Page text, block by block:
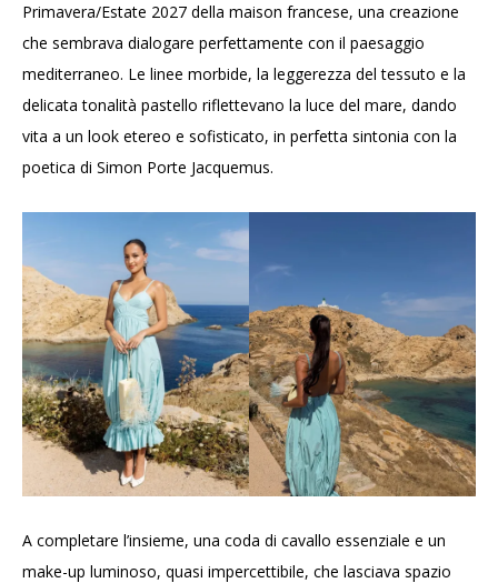
Primavera/Estate 2027 della maison francese, una creazione
che sembrava dialogare perfettamente con il paesaggio
mediterraneo. Le linee morbide, la leggerezza del tessuto e la
delicata tonalità pastello riflettevano la luce del mare, dando
vita a un look etereo e sofisticato, in perfetta sintonia con la
poetica di Simon Porte Jacquemus.
A completare l’insieme, una coda di cavallo essenziale e un
make-up luminoso, quasi impercettibile, che lasciava spazio